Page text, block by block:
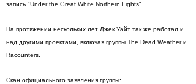
запись "Under the Great White Northern Lights".
На протяжении нескольких лет Джек Уайт так же работал и
над другими проектами, включая группы The Dead Weather и
Racounters.
Скан официального заявления группы: